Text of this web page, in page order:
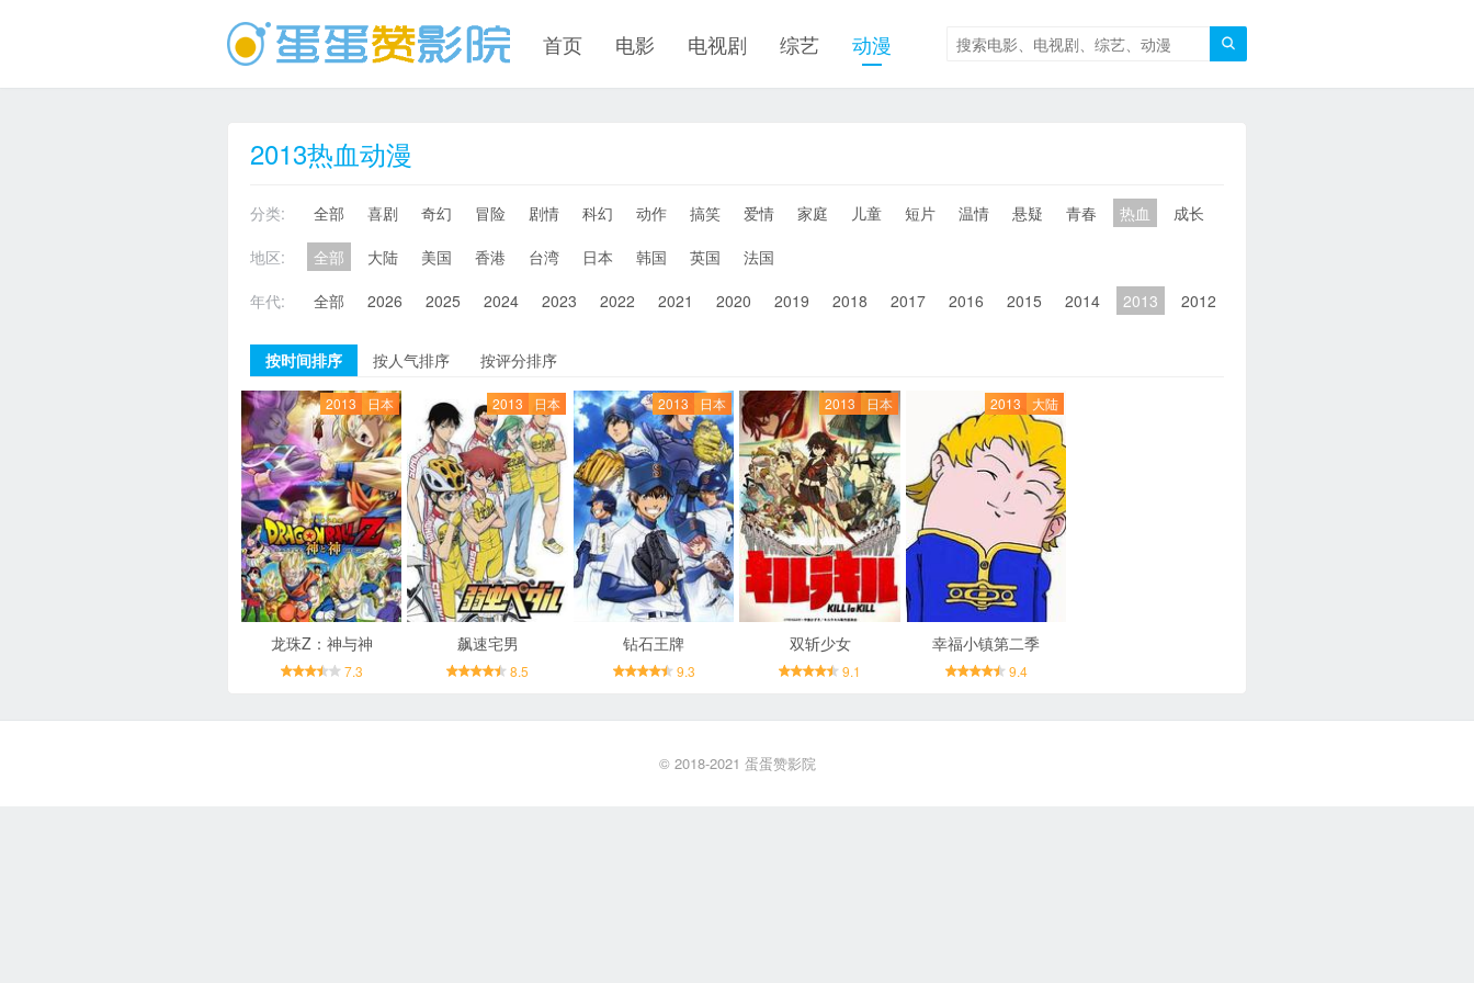

首页 电影 电视剧 综艺 动漫
2013热血动漫
分类: 全部 喜剧 奇幻 冒险 剧情 科幻 动作 搞笑 爱情 家庭 儿童 短片 温情 悬疑 青春 热血 成长
地区:
全部 大陆 美国 香港 台湾 日本 韩国 英国
法国
年代:
全部 2026 2025 2024 2023 2022 2021 2020 2019 2018 2017 2016 2015 2014 2013 2012
按时间排序 按人气排序 按评分排序
2013 日本
龙珠Z：神与神
7.3
2013 日本
飙速宅男
8.5
2013 日本
钻石王牌
9.3
2013 日本
双斩少女
9.1
2013 大陆
幸福小镇第二季
9.4
© 2018-2021 蛋蛋赞影院